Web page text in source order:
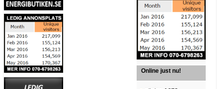
Online just nu!